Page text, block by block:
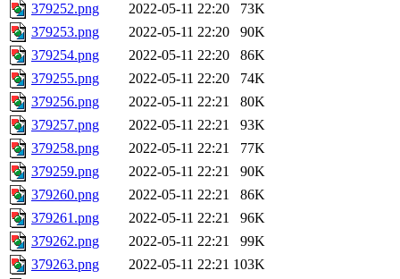
379252.png
2022-05-11 22:20
73K
379253.png
2022-05-11 22:20
90K
379254.png
2022-05-11 22:20
86K
379255.png
2022-05-11 22:20
74K
379256.png
2022-05-11 22:21
80K
379257.png
2022-05-11 22:21
93K
379258.png
2022-05-11 22:21
77K
379259.png
2022-05-11 22:21
90K
379260.png
2022-05-11 22:21
86K
379261.png
2022-05-11 22:21
96K
379262.png
2022-05-11 22:21
99K
379263.png
2022-05-11 22:21 103K